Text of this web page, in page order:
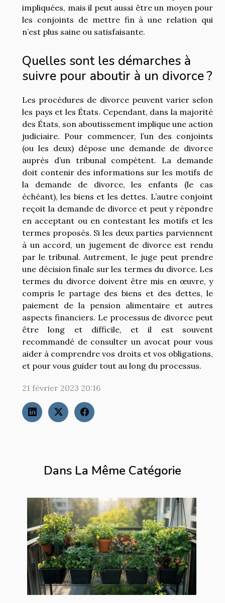
Dans La Même Catégorie
impliquées, mais il peut aussi être un moyen pour
les conjoints de mettre fin à une relation qui
n’est plus saine ou satisfaisante.
Quelles sont les démarches à
suivre pour aboutir à un divorce ?
Les procédures de divorce peuvent varier selon
les pays et les États. Cependant, dans la majorité
des États, son aboutissement implique une action
judiciaire. Pour commencer, l’un des conjoints
(ou les deux) dépose une demande de divorce
auprès d’un tribunal compétent. La demande
doit contenir des informations sur les motifs de
la demande de divorce, les enfants (le cas
échéant), les biens et les dettes. L’autre conjoint
reçoit la demande de divorce et peut y répondre
en acceptant ou en contestant les motifs et les
termes proposés. Si les deux parties parviennent
à un accord, un jugement de divorce est rendu
par le tribunal. Autrement, le juge peut prendre
une décision finale sur les termes du divorce. Les
termes du divorce doivent être mis en œuvre, y
compris le partage des biens et des dettes, le
paiement de la pension alimentaire et autres
aspects financiers. Le processus de divorce peut
être long et difficile, et il est souvent
recommandé de consulter un avocat pour vous
aider à comprendre vos droits et vos obligations,
et pour vous guider tout au long du processus.
21 février 2023 20:16